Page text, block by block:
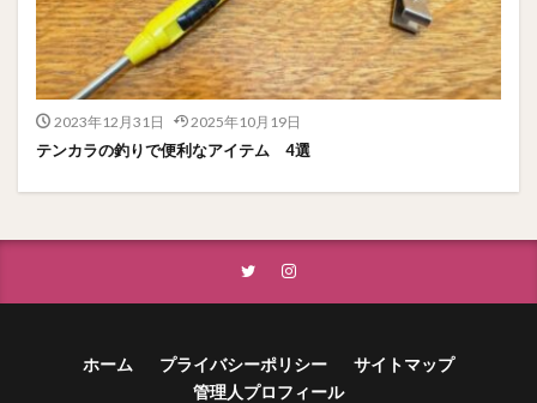
2023年12月31日 2025年10月19日
テンカラの釣りで便利なアイテム 4選
ホーム プライバシーポリシー
サイトマップ
管理人プロフィール